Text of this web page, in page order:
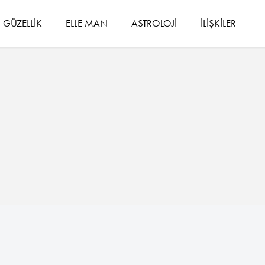
GÜZELLİK ELLE MAN ASTROLOJİ İLİŞKİLER